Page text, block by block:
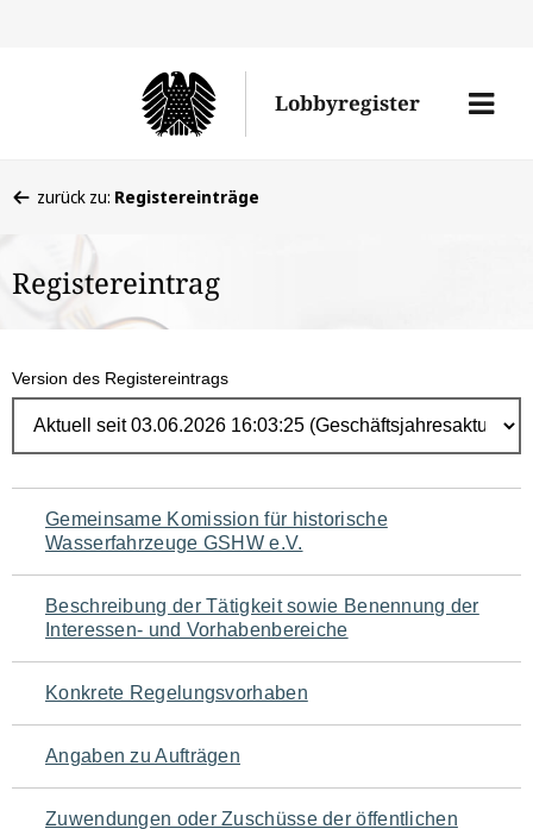
Lobbyregister
Menü
befinden
hier:
zurück zu: Registereinträge
Registereintrag
Version des Registereintrags
Navigation
für
den
Seiteninhalt
Gemeinsame Komission für historische
Wasserfahrzeuge GSHW e.V.
Beschreibung der Tätigkeit sowie Benennung der
Interessen- und Vorhabenbereiche
Konkrete Regelungsvorhaben
Angaben zu Aufträgen
Zuwendungen oder Zuschüsse der öffentlichen